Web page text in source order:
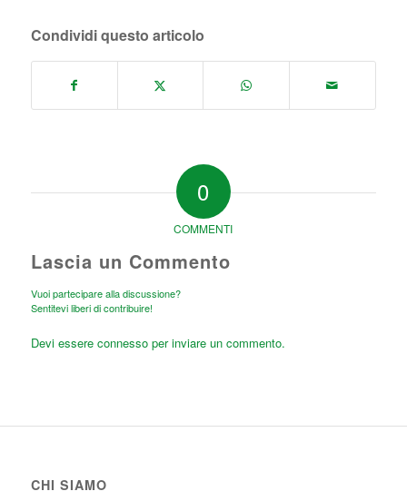
Condividi questo articolo
0
COMMENTI
Lascia un Commento
Vuoi partecipare alla discussione?
Sentitevi liberi di contribuire!
Devi essere connessoper inviare un commento.
CHI SIAMO